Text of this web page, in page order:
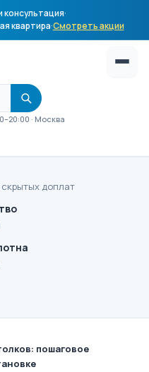
консультация·
квартира·Смотреть акции
· Москва
доплат
пошаговое